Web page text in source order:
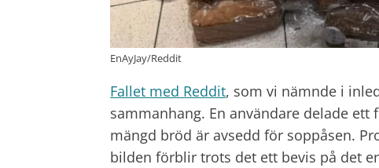
EnAyJay/Reddit
Fallet med Reddit, som vi nämnde i
sammanhang. En användare delade ett
mängd bröd är avsedd för soppåsen.
bilden förblir trots det ett bevis på det